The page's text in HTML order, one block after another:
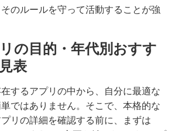
のルールを守って活動することが強
の目的・年代別おすす
表
するアプリの中から、自分に最適な
ではありません。そこで、本格的な
リの詳細を確認する前に、まずは